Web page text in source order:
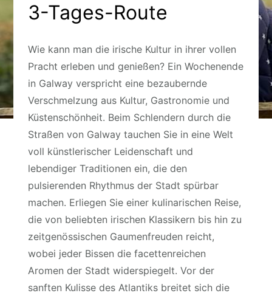
3-Tages-Route
Wie kann man die irische Kultur in ihrer vollen
Pracht erleben und genießen? Ein Wochenende
in Galway verspricht eine bezaubernde
Verschmelzung aus Kultur, Gastronomie und
Küstenschönheit. Beim Schlendern durch die
Straßen von Galway tauchen Sie in eine Welt
voll künstlerischer Leidenschaft und
lebendiger Traditionen ein, die den
pulsierenden Rhythmus der Stadt spürbar
machen. Erliegen Sie einer kulinarischen Reise,
die von beliebten irischen Klassikern bis hin zu
zeitgenössischen Gaumenfreuden reicht,
wobei jeder Bissen die facettenreichen
Aromen der Stadt widerspiegelt. Vor der
sanften Kulisse des Atlantiks breitet sich die